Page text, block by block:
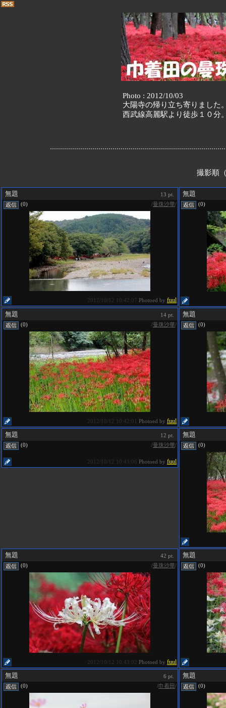
Photo : 2012/10/03
大陽寺の帰り立ち寄りました
西武線高麗駅より徒歩１０分
撮影順
無題
13 pt.
(0)
/曼珠沙華/
2012/10/12 10:42:07 Photoed by fuul
無題
(0)
無題
14 pt.
(0)
/曼珠沙華/
2012/10/12 10:42:01 Photoed by fuul
無題
(0)
無題
12 pt.
(0)
/曼珠沙華/
2012/10/12 10:43:06 Photoed by fuul
無題
(0)
無題
42 pt.
(0)
/曼珠沙華/
2012/10/12 10:43:02 Photoed by fuul
無題
(0)
無題
6 pt.
(0)
/巾着田/
無題
(0)